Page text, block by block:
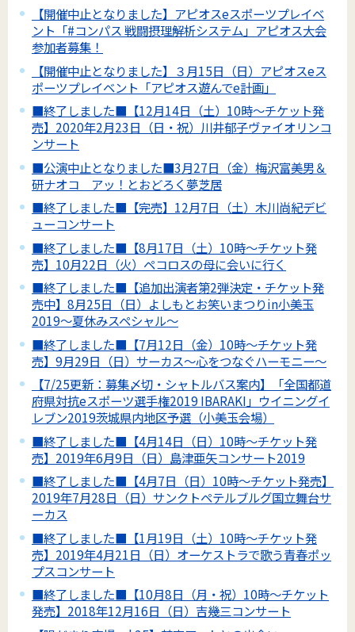
【開催中止となりました】アピオスeスポーツプレイベ
ント「#コンパス 戦闘摂理解析システム」アピオス大会
参加者募集！
【開催中止となりました】３月15日（日）アピオスeス
ポーツプレイベント「アピオス遊んでe計画」
■終了しました■【12月14日（土）10時～チケット発
売】2020年2月23日（日・祝）川井郁子ヴァイオリンコ
ンサート
■公演中止となりました■3月27日（金）梅沢富美男＆
研ナオコ アッ！とおどろく夢芝居
■終了しました■【完売】12月7日（土）木川尚紀デビ
ューコンサート
■終了しました■【8月17日（土）10時～チケット発
売】10月22日（火）ペコロスの母に会いに行く
■終了しました■【追加出演者第2弾決定・チケット発
売中】8月25日（日）よしもとお笑いまつりin小美玉
2019～夏休みスペシャル～
■終了しました■【7月12日（金）10時～チケット発
売】9月29日（日）サーカス～心をつなぐハーモニー～
【7/25更新：募集〆切・シャトルバス案内】「全国都道
府県対抗eスポーツ選手権2019 IBARAKI」ウイニングイ
レブン2019茨城県内地区予選（小美玉会場）
■終了しました■【4月14日（日）10時～チケット発
売】2019年6月9日（日）島津亜矢コンサート2019
■終了しました■【4月7日（日）10時～チケット発売】
2019年7月28日（日）サンクトペテルブルグ国立舞台サ
ーカス
■終了しました■【1月19日（土）10時～チケット発
売】2019年4月21日（日）オーケストラで歌う青春ポッ
プスコンサート
■終了しました■【10月8日（月・祝）10時～チケット
発売】2018年12月16日（日）吉幾三コンサート